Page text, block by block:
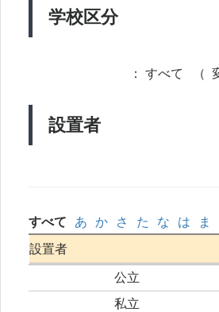
学校区分
設置者
： すべて （
すべて あ か さ た な は ま
設置者
公立
私立